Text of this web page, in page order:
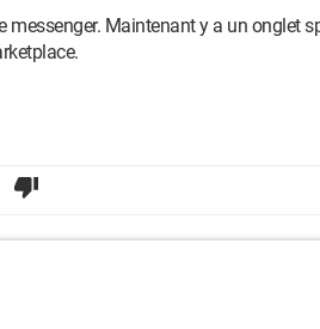
messenger. Maintenant y a un onglet